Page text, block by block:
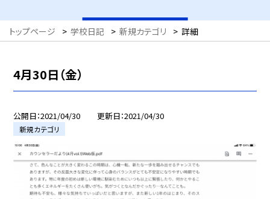
トップページ > 学校日記 > 新規カテゴリ > 詳細
4月30日（金）
公開日 2021/04/30 更新日 2021/04/30
新規カテゴリ